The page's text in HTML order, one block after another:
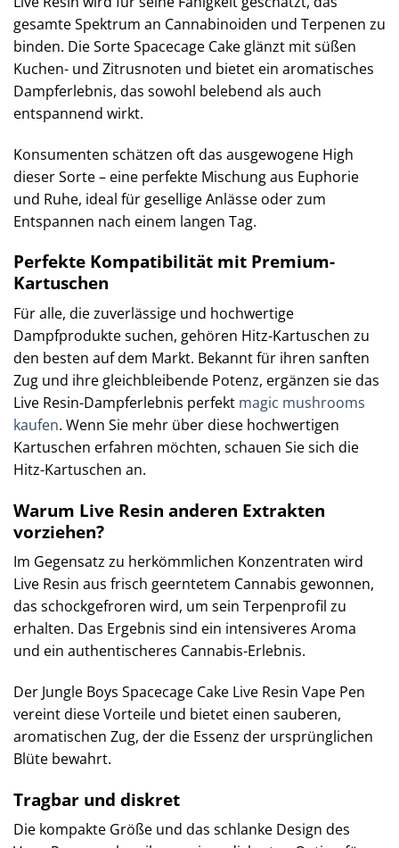
gesamte Spektrum an Cannabinoiden und Terpenen zu
binden. Die Sorte Spacecage Cake glänzt mit süßen
Kuchen- und Zitrusnoten und bietet ein aromatisches
Dampferlebnis, das sowohl belebend als auch
entspannend wirkt.
Konsumenten schätzen oft das ausgewogene High
dieser Sorte – eine perfekte Mischung aus Euphorie
und Ruhe, ideal für gesellige Anlässe oder zum
Entspannen nach einem langen Tag.
Perfekte Kompatibilität mit Premium-
Kartuschen
Für alle, die zuverlässige und hochwertige
Dampfprodukte suchen, gehören Hitz-Kartuschen zu
den besten auf dem Markt. Bekannt für ihren sanften
Zug und ihre gleichbleibende Potenz, ergänzen sie das
Live Resin-Dampferlebnis perfekt magic mushrooms
kaufen. Wenn Sie mehr über diese hochwertigen
Kartuschen erfahren möchten, schauen Sie sich die
Hitz-Kartuschen an.
Warum Live Resin anderen Extrakten
vorziehen?
Im Gegensatz zu herkömmlichen Konzentraten wird
Live Resin aus frisch geerntetem Cannabis gewonnen,
das schockgefroren wird, um sein Terpenprofil zu
erhalten. Das Ergebnis sind ein intensiveres Aroma
und ein authentischeres Cannabis-Erlebnis.
Der Jungle Boys Spacecage Cake Live Resin Vape Pen
vereint diese Vorteile und bietet einen sauberen,
aromatischen Zug, der die Essenz der ursprünglichen
Blüte bewahrt.
Tragbar und diskret
Die kompakte Größe und das schlanke Design des